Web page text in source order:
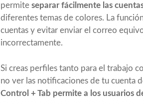
permite separar fácilmente las
diferentes temas de colores. La
cuentas y evitar enviar el correo
incorrectamente.
Si creas perfiles tanto para el trabajo
no ver las notificaciones de tu cuenta
Control + Tab permite a los usuarios